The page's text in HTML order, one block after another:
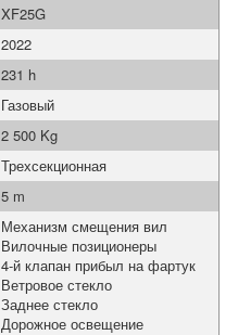
XF25G
2022
231 h
Газовый
2 500 Kg
Трехсекционная
5 m
Механизм смещения вил
Вилочные позиционеры
4-й клапан прибыл на фартук
Ветровое стекло
Заднее стекло
Дорожное освещение